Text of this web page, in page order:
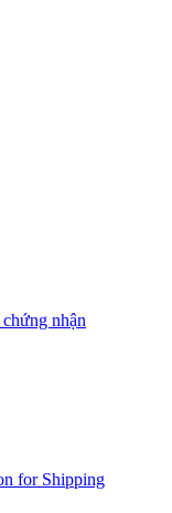
nhận
for Shipping